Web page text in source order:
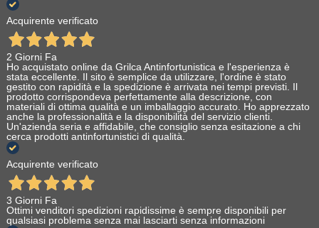
Acquirente verificato
2 Giorni Fa
Ho acquistato online da Grilca Antinfortunistica e l'esperienza è
stata eccellente. Il sito è semplice da utilizzare, l'ordine è stato
gestito con rapidità e la spedizione è arrivata nei tempi previsti. Il
prodotto corrispondeva perfettamente alla descrizione, con
materiali di ottima qualità e un imballaggio accurato. Ho apprezzato
anche la professionalità e la disponibilità del servizio clienti.
Un'azienda seria e affidabile, che consiglio senza esitazione a chi
cerca prodotti antinfortunistici di qualità.
Acquirente verificato
3 Giorni Fa
Ottimi venditori spedizioni rapidissime è sempre disponibili per
qualsiasi problema senza mai lasciarti senza informazioni